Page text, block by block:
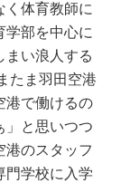
く体育教師に
学部を中心に
まい浪人する
たま羽田空港
港で働けるの
」と思いつつ
港のスタッフ
門学校に入学